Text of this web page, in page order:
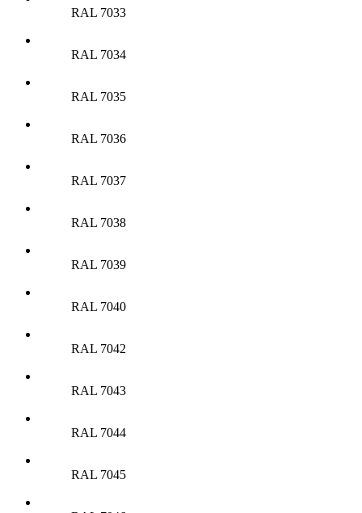
RAL 7033
RAL 7034
RAL 7035
RAL 7036
RAL 7037
RAL 7038
RAL 7039
RAL 7040
RAL 7042
RAL 7043
RAL 7044
RAL 7045